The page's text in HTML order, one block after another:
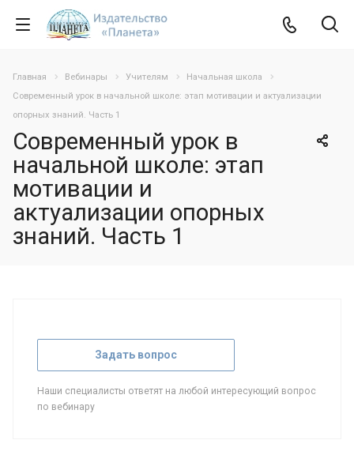
Главная Вебинары Учителям
Начальная школа
Современный урок в начальной школе: этап мотивации и актуализации
опорных знаний. Часть 1
Современный урок в
начальной школе: этап
мотивации и
актуализации опорных
знаний. Часть 1
Задать вопрос
Наши специалисты ответят на любой интересующий вопрос
по вебинару